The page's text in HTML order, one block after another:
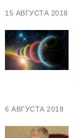
15 АВГУСТА 2018
6 АВГУСТА 2018